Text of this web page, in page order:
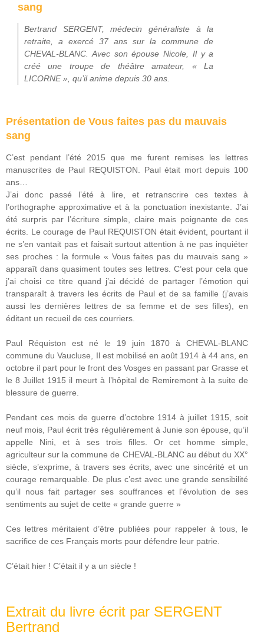
sang
Bertrand SERGENT, médecin généraliste à la
retraite, a exercé 37 ans sur la commune de
CHEVAL-BLANC. Avec son épouse Nicole, Il y a
créé une troupe de théâtre amateur, « La
LICORNE », qu’il anime depuis 30 ans.
Présentation de Vous faites pas du mauvais
sang
C’est pendant l’été 2015 que me furent remises les lettres
manuscrites de Paul REQUISTON. Paul était mort depuis 100
ans…
J’ai donc passé l’été à lire, et retranscrire ces textes à
l’orthographe approximative et à la ponctuation inexistante. J’ai
été surpris par l’écriture simple, claire mais poignante de ces
écrits. Le courage de Paul REQUISTON était évident, pourtant il
ne s’en vantait pas et faisait surtout attention à ne pas inquiéter
ses proches : la formule « Vous faites pas du mauvais sang »
apparaît dans quasiment toutes ses lettres. C’est pour cela que
j’ai choisi ce titre quand j’ai décidé de partager l’émotion qui
transparaît à travers les écrits de Paul et de sa famille (j’avais
aussi les dernières lettres de sa femme et de ses filles), en
éditant un recueil de ces courriers.
Paul Réquiston est né le 19 juin 1870 à CHEVAL-BLANC
commune du Vaucluse, Il est mobilisé en août 1914 à 44 ans, en
octobre il part pour le front des Vosges en passant par Grasse et
le 8 Juillet 1915 il meurt à l’hôpital de Remiremont à la suite de
blessure de guerre.
Pendant ces mois de guerre d’octobre 1914 à juillet 1915, soit
neuf mois, Paul écrit très régulièrement à Junie son épouse, qu’il
appelle Nini, et à ses trois filles. Or cet homme simple,
agriculteur sur la commune de CHEVAL-BLANC au début du XX°
siècle, s’exprime, à travers ses écrits, avec une sincérité et un
courage remarquable. De plus c’est avec une grande sensibilité
qu’il nous fait partager ses souffrances et l’évolution de ses
sentiments au sujet de cette « grande guerre »
Ces lettres méritaient d’être publiées pour rappeler à tous, le
sacrifice de ces Français morts pour défendre leur patrie.
C’était hier ! C’était il y a un siècle !
Extrait du livre écrit par SERGENT
Bertrand